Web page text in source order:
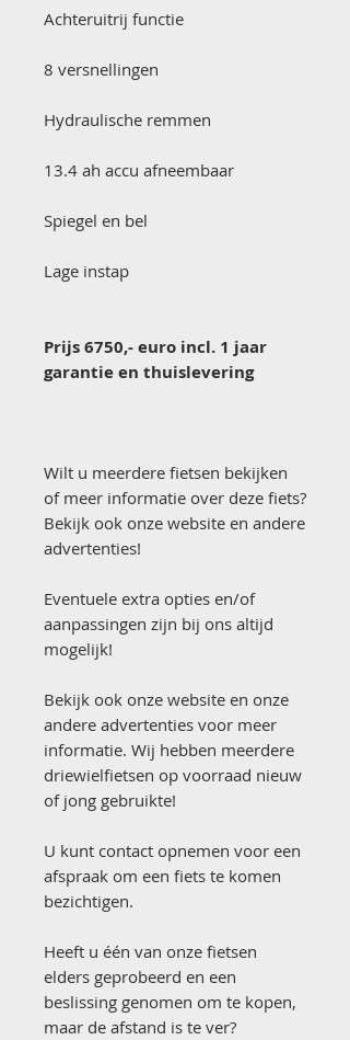
Achteruitrij functie
8 versnellingen
Hydraulische remmen
13.4 ah accu afneembaar
Spiegel en bel
Lage instap
Prijs 6750,- euro incl. 1 jaar
garantie en thuislevering
Wilt u meerdere fietsen bekijken
of meer informatie over deze fiets?
Bekijk ook onze website en andere
advertenties!
Eventuele extra opties en/of
aanpassingen zijn bij ons altijd
mogelijk!
Bekijk ook onze website en onze
andere advertenties voor meer
informatie. Wij hebben meerdere
driewielfietsen op voorraad nieuw
of jong gebruikte!
U kunt contact opnemen voor een
afspraak om een fiets te komen
bezichtigen.
Heeft u één van onze fietsen
elders geprobeerd en een
beslissing genomen om te kopen,
maar de afstand is te ver?